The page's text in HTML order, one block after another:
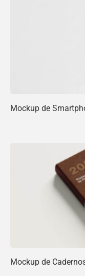
Mockup de
Mockup de